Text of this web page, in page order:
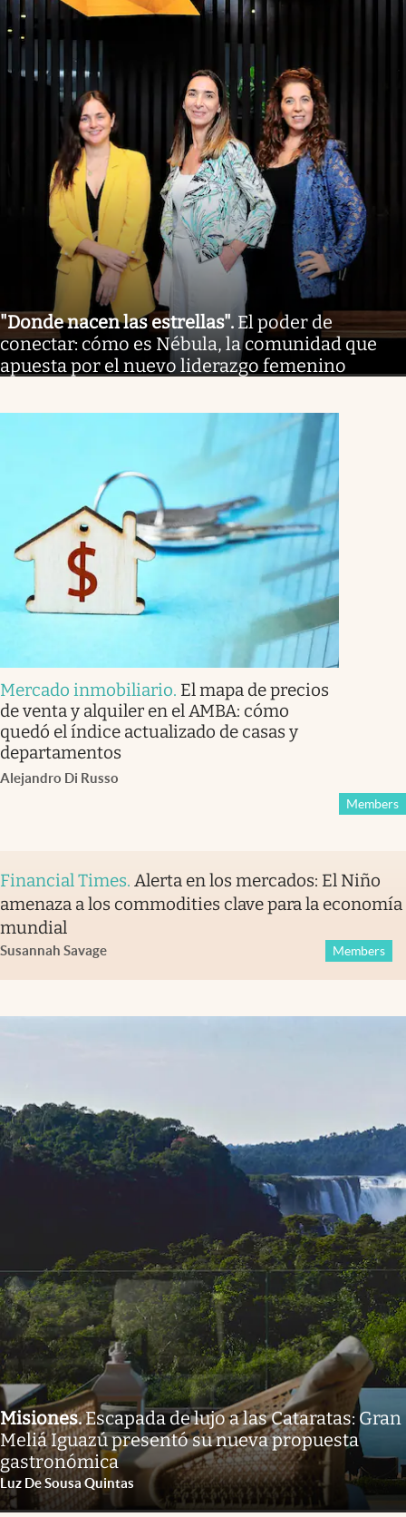
"Donde nacen las estrellas". El poder de
conectar: cómo es Nébula, la comunidad que
apuesta por el nuevo liderazgo femenino
Mercado inmobiliario. El mapa de precios
de venta y alquiler en el AMBA: cómo
quedó el índice actualizado de casas y
departamentos
Alejandro Di Russo
Members
Financial Times. Alerta en los mercados: El Niño
amenaza a los commodities clave para la economía
mundial
Susannah Savage Members
Misiones.Escapada de lujo a las Cataratas: Gran
Meliá Iguazú presentó su nueva propuesta
gastronómica
Luz De Sousa Quintas